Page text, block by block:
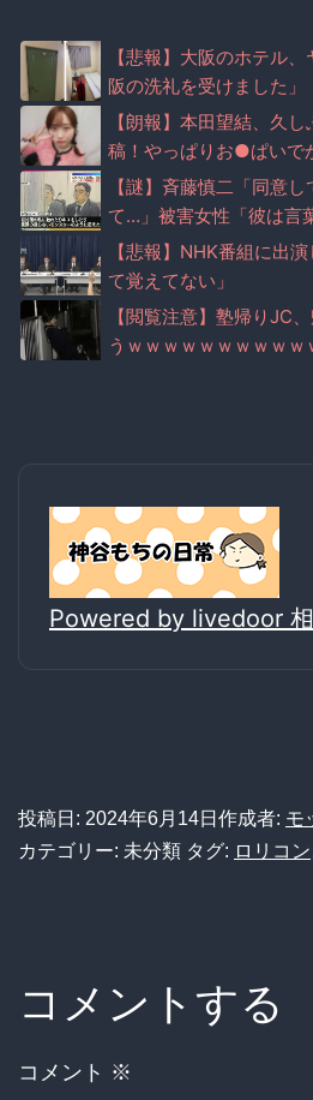
【悲報】大阪のホテル
阪の洗礼を受けました」
【朗報】本田望結、久
稿！やっぱりお●ぱいで
【謎】斉藤慎二「同意
て…」被害女性「彼は言
ー」
【悲報】NHK番組に出
て覚えてない」
【閲覧注意】塾帰りJC
うｗｗｗｗｗｗｗｗｗ
Powered by livedoor
投稿日: 2024年6月14日 作成者: モ
カテゴリー: 未分類 タグ: ロリコン
コメントする
コメント ※